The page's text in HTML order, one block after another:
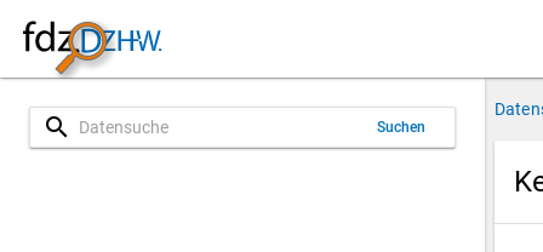
search Suchen